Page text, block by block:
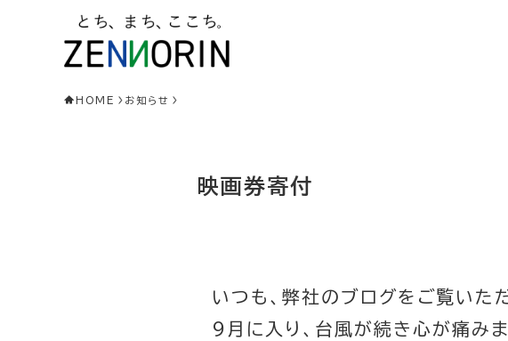
HOME お知らせ
映画券寄付
いつも、弊社のブログをご覧いた
９月に入り、台風が続き心が痛み